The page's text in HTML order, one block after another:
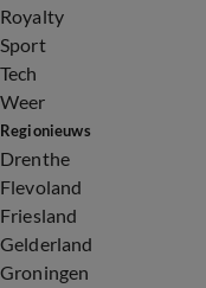
Royalty
Sport
Tech
Weer
Regionieuws
Drenthe
Flevoland
Friesland
Gelderland
Groningen